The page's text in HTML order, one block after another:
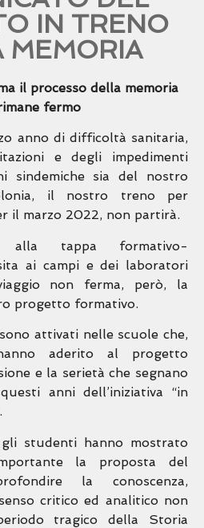
IN TRENO
MEMORIA
il processo della memoria
fermo
anno di difficoltà sanitaria,
e degli impedimenti
sindemiche sia del nostro
il nostro treno per
il marzo 2022, non partirà.
alla tappa formativo-
ai campi e dei laboratori
non ferma, però, la
progetto formativo.
attivati nelle scuole che,
aderito al progetto
e la serietà che segnano
anni dell’iniziativa “in
studenti hanno mostrato
la proposta del
la conoscenza,
critico ed analitico non
tragico della Storia